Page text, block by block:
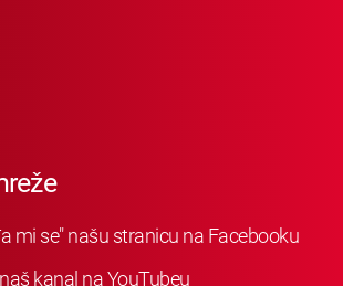
mi se" našu stranicu na Facebooku
kanal na YouTubeu